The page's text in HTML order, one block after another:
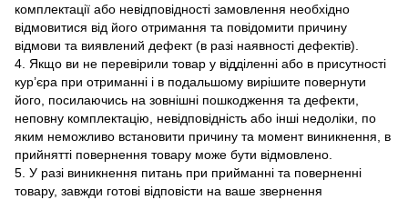
комплектації або невідповідності замовлення необхідно
відмовитися від його отримання та повідомити причину
відмови та виявлений дефект (в разі наявності дефектів).
4. Якщо ви не перевірили товар у відділенні або в присутності
кур’єра при отриманні і в подальшому вирішите повернути
його, посилаючись на зовнішні пошкодження та дефекти,
неповну комплектацію, невідповідність або інші недоліки, по
яким неможливо встановити причину та момент виникнення, в
прийнятті повернення товару може бути відмовлено.
5. У разі виникнення питань при прийманні та поверненні
товару, завжди готові відповісти на ваше звернення